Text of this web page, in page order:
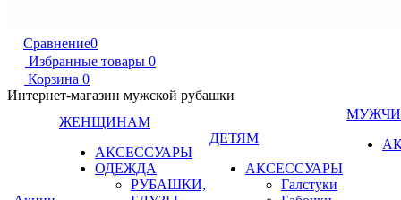
Сравнение0
Избранные товары 0
Корзина 0
Интернет-магазин мужской рубашки
ЖЕНЩИНАМ
АКСЕССУАРЫ
ОДЕЖДА
РУБАШКИ,
ДЕТЯМ
АКСЕССУАРЫ
Галстуки